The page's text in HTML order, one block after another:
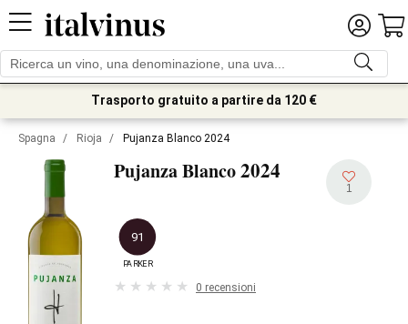
Trasporto gratuito a partire da 120 €
Spagna / Rioja / Pujanza Blanco 2024
Pujanza Blanco2024
1
91
PARKER
0 recensioni